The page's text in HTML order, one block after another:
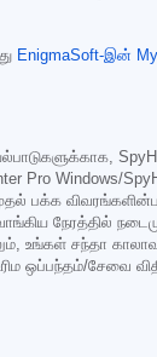
EnigmaSoft-இன்
Pro Windows/
நேரத்தில்
உங்கள் சந்தா
ஒப்பந்தம்/சேவை